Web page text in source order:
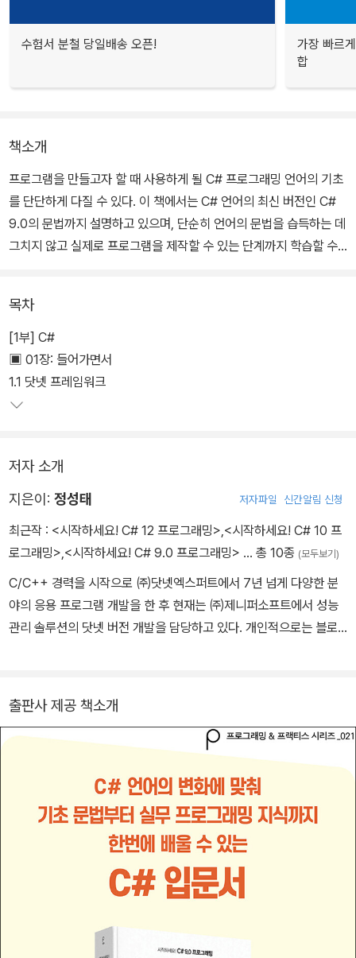
수험서 분철 당일배송 오픈!
가장 빠르
합
책소개
프로그램을 만들고자 할 때 사용하게 될 C# 프로그래밍 언어의 기초
를 단단하게 다질 수 있다. 이 책에서는 C# 언어의 최신 버전인 C#
9.0의 문법까지 설명하고 있으며, 단순히 언어의 문법을 습득하는 데
그치지 않고 실제로 프로그램을 제작할 수 있는 단계까지 학습할 수
목차
[1부] C#
▣ 01장: 들어가면서
1.1 닷넷 프레임워크
저자 소개
지은이: 정성태 저자파일 신간알림 신청
최근작 : <시작하세요! C# 12 프로그래밍>,<시작하세요! C# 10 프
로그래밍>,<시작하세요! C# 9.0 프로그래밍> … 총 10종 (모두보기)
C/C++ 경력을 시작으로 ㈜닷넷엑스퍼트에서 7년 넘게 다양한 분
야의 응용 프로그램 개발을 한 후 현재는 ㈜제니퍼소프트에서 성능
관리 솔루션의 닷넷 버전 개발을 담당하고 있다. 개인적으로는 블로
출판사 제공 책소개